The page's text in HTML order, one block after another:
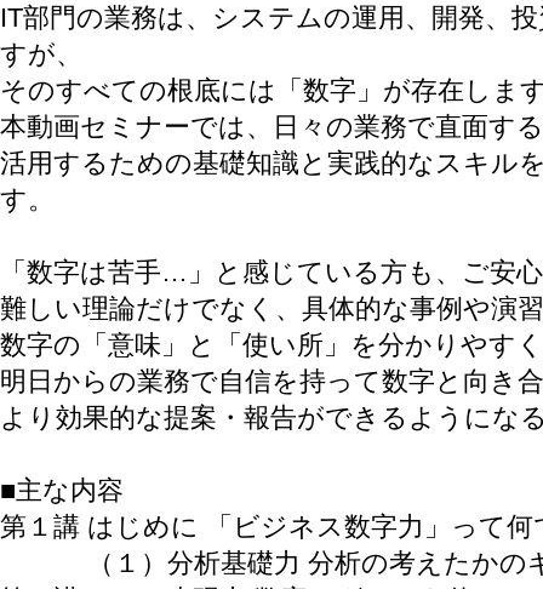
IT部門の業務は、システムの運用、開発、
すが、
そのすべての根底には「数字」が存在しま
本動画セミナーでは、日々の業務で直面す
活用するための基礎知識と実践的なスキル
す。
「数字は苦手…」と感じている方も、ご安
難しい理論だけでなく、具体的な事例や演
数字の「意味」と「使い所」を分かりやす
明日からの業務で自信を持って数字と向き
より効果的な提案・報告ができるようにな
■主な内容
第１講 はじめに 「ビジネス数字力」って何
（１）分析基礎力 分析の考えたかの